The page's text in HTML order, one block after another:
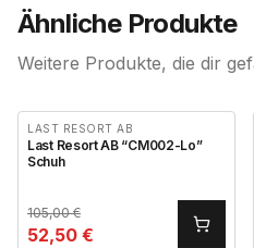
Ähnliche Produkte
Weitere Produkte, die dir
LAST RESORT AB
Last Resort AB “CM002-Lo”
Schuh
105,00€
52,50 €